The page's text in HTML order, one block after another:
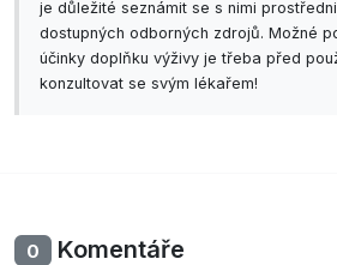
je důležité seznámit se s nimi
dostupných odborných zdrojů. Možné
účinky doplňku výživy je třeba před
konzultovat se svým lékařem!
0 Komentáře